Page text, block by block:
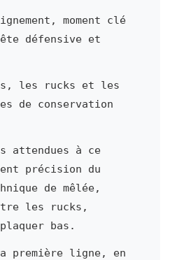
moment clé
défensive et
les rucks et les
de conservation
attendues à ce
précision du
de mêlée,
les rucks,
bas.
première ligne, en